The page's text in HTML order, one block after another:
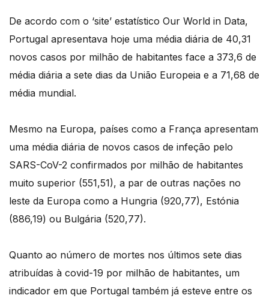
De acordo com o ‘site’ estatístico Our World in Data,
Portugal apresentava hoje uma média diária de 40,31
novos casos por milhão de habitantes face a 373,6 de
média diária a sete dias da União Europeia e a 71,68 de
média mundial.
Mesmo na Europa, países como a França apresentam
uma média diária de novos casos de infeção pelo
SARS-CoV-2 confirmados por milhão de habitantes
muito superior (551,51), a par de outras nações no
leste da Europa como a Hungria (920,77), Estónia
(886,19) ou Bulgária (520,77).
Quanto ao número de mortes nos últimos sete dias
atribuídas à covid-19 por milhão de habitantes, um
indicador em que Portugal também já esteve entre os